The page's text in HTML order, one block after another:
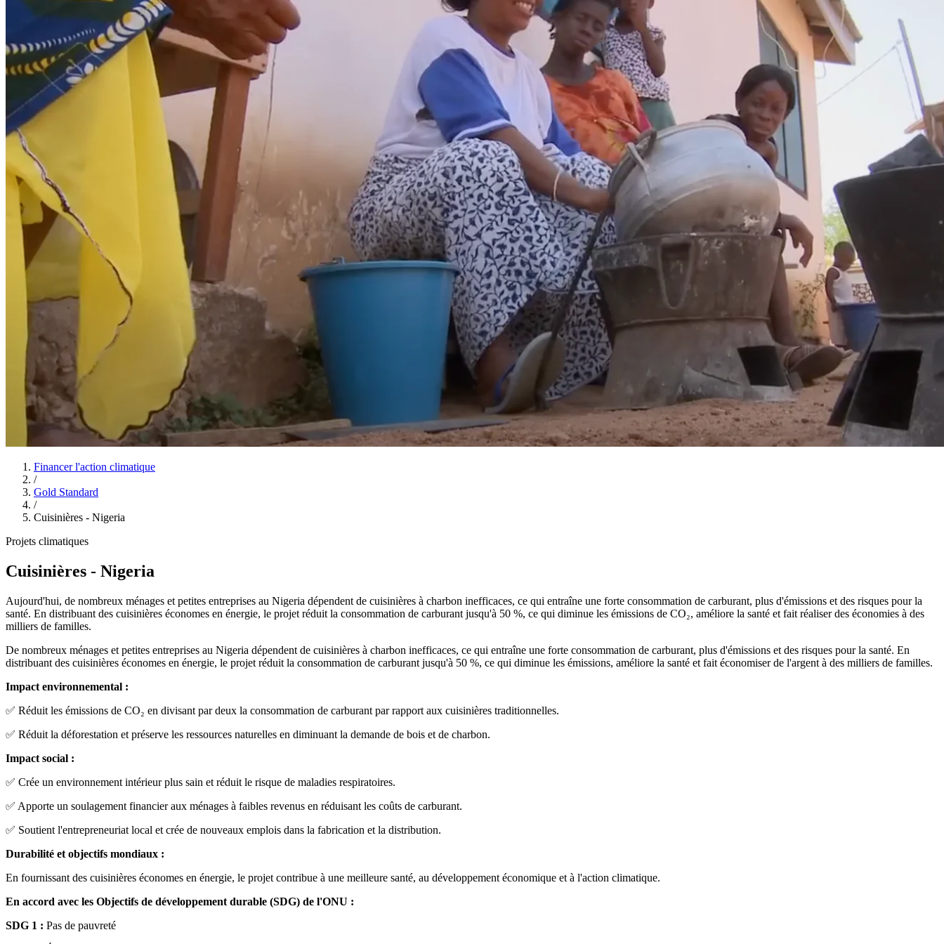
Financer l'action climatique
/
Gold Standard
/
Cuisinières - Nigeria
Projets climatiques
Cuisinières - Nigeria
Aujourd'hui, de nombreux ménages et petites entreprises au Nigeria dépendent de cuisinières à charbon inefficaces, ce qui entraîne une forte consommation de carburant, plus d'émissions et des risques pour la
santé. En distribuant des cuisinières économes en énergie, le projet réduit la consommation de carburant jusqu'à 50 %, ce qui diminue les émissions de CO₂, améliore la santé et fait réaliser des économies à des
milliers de familles.
De nombreux ménages et petites entreprises au Nigeria dépendent de cuisinières à charbon inefficaces, ce qui entraîne une forte consommation de carburant, plus d'émissions et des risques pour la santé. En
distribuant des cuisinières économes en énergie, le projet réduit la consommation de carburant jusqu'à 50 %, ce qui diminue les émissions, améliore la santé et fait économiser de l'argent à des milliers de familles.
Impact environnemental :
✅ Réduit les émissions de CO₂ en divisant par deux la consommation de carburant par rapport aux cuisinières traditionnelles.
✅ Réduit la déforestation et préserve les ressources naturelles en diminuant la demande de bois et de charbon.
Impact social :
✅ Crée un environnement intérieur plus sain et réduit le risque de maladies respiratoires.
✅ Apporte un soulagement financier aux ménages à faibles revenus en réduisant les coûts de carburant.
✅ Soutient l'entrepreneuriat local et crée de nouveaux emplois dans la fabrication et la distribution.
Durabilité et objectifs mondiaux :
En fournissant des cuisinières économes en énergie, le projet contribue à une meilleure santé, au développement économique et à l'action climatique.
En accord avec les Objectifs de développement durable (SDG) de l'ONU :
SDG 1 : Pas de pauvreté